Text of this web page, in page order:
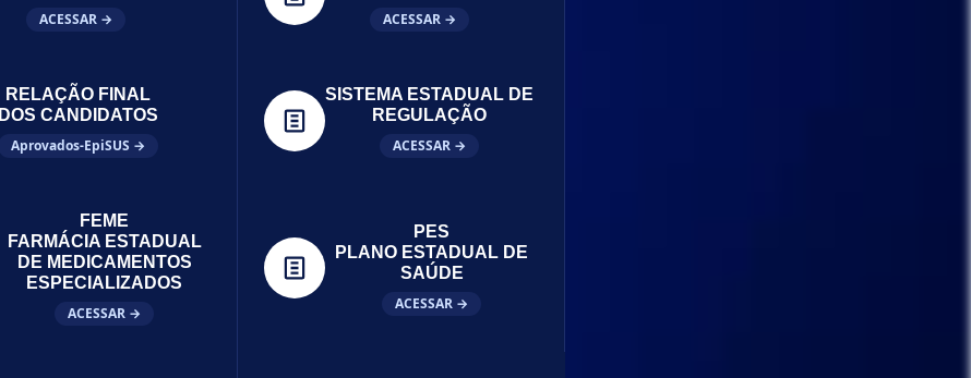
ACESSAR →
ACESSAR →
RELAÇÃO FINAL
DOS CANDIDATOS
Aprovados-EpiSUS →
SISTEMA ESTADUAL DE
REGULAÇÃO
ACESSAR →
FEME
FARMÁCIA ESTADUAL
DE MEDICAMENTOS
ESPECIALIZADOS
ACESSAR →
PES
PLANO ESTADUAL DE
SAÚDE
ACESSAR →